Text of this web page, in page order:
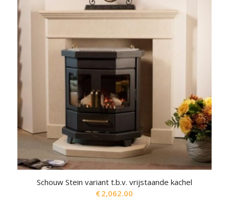
Schouw Stein variant t.b.v. vrijstaande kachel
€2,062.00